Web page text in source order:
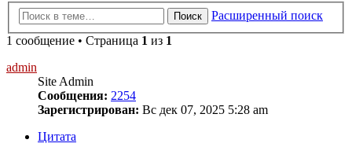
Поиск
Расширенный поиск
1 сообщение • Страница 1 из 1
admin
Site Admin
Сообщения: 2254
Зарегистрирован: Вс дек 07, 2025 5:28 am
Цитата